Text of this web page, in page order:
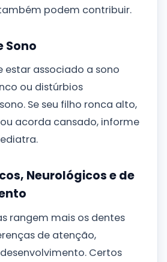
podem contribuir.
Sono
estar associado a sono
ou distúrbios
Se seu filho ronca alto,
acorda cansado, informe
Neurológicos e de
rangem mais os dentes
de atenção,
Certos